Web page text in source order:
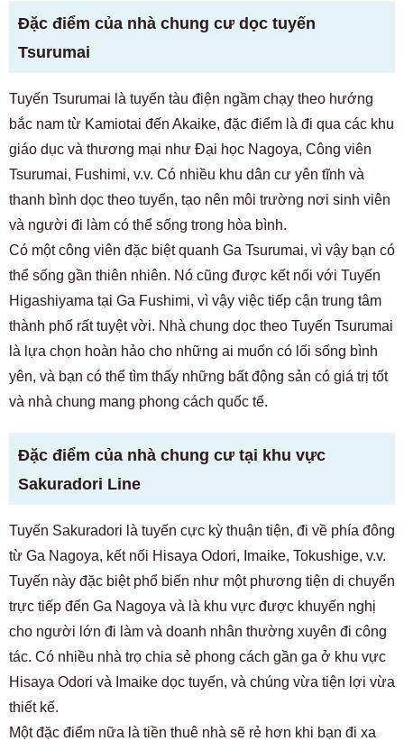
Đặc điểm của nhà chung cư dọc tuyến
Tsurumai
Tuyến Tsurumai là tuyến tàu điện ngầm chạy theo hướng
bắc nam từ Kamiotai đến Akaike, đặc điểm là đi qua các khu
giáo dục và thương mại như Đại học Nagoya, Công viên
Tsurumai, Fushimi, v.v. Có nhiều khu dân cư yên tĩnh và
thanh bình dọc theo tuyến, tạo nên môi trường nơi sinh viên
và người đi làm có thể sống trong hòa bình.
Có một công viên đặc biệt quanh Ga Tsurumai, vì vậy bạn có
thể sống gần thiên nhiên. Nó cũng được kết nối với Tuyến
Higashiyama tại Ga Fushimi, vì vậy việc tiếp cận trung tâm
thành phố rất tuyệt vời. Nhà chung dọc theo Tuyến Tsurumai
là lựa chọn hoàn hảo cho những ai muốn có lối sống bình
yên, và bạn có thể tìm thấy những bất động sản có giá trị tốt
và nhà chung mang phong cách quốc tế.
Đặc điểm của nhà chung cư tại khu vực
Sakuradori Line
Tuyến Sakuradori là tuyến cực kỳ thuận tiện, đi về phía đông
từ Ga Nagoya, kết nối Hisaya Odori, Imaike, Tokushige, v.v.
Tuyến này đặc biệt phổ biến như một phương tiện di chuyển
trực tiếp đến Ga Nagoya và là khu vực được khuyến nghị
cho người lớn đi làm và doanh nhân thường xuyên đi công
tác. Có nhiều nhà trọ chia sẻ phong cách gần ga ở khu vực
Hisaya Odori và Imaike dọc tuyến, và chúng vừa tiện lợi vừa
thiết kế.
Một đặc điểm nữa là tiền thuê nhà sẽ rẻ hơn khi bạn đi xa